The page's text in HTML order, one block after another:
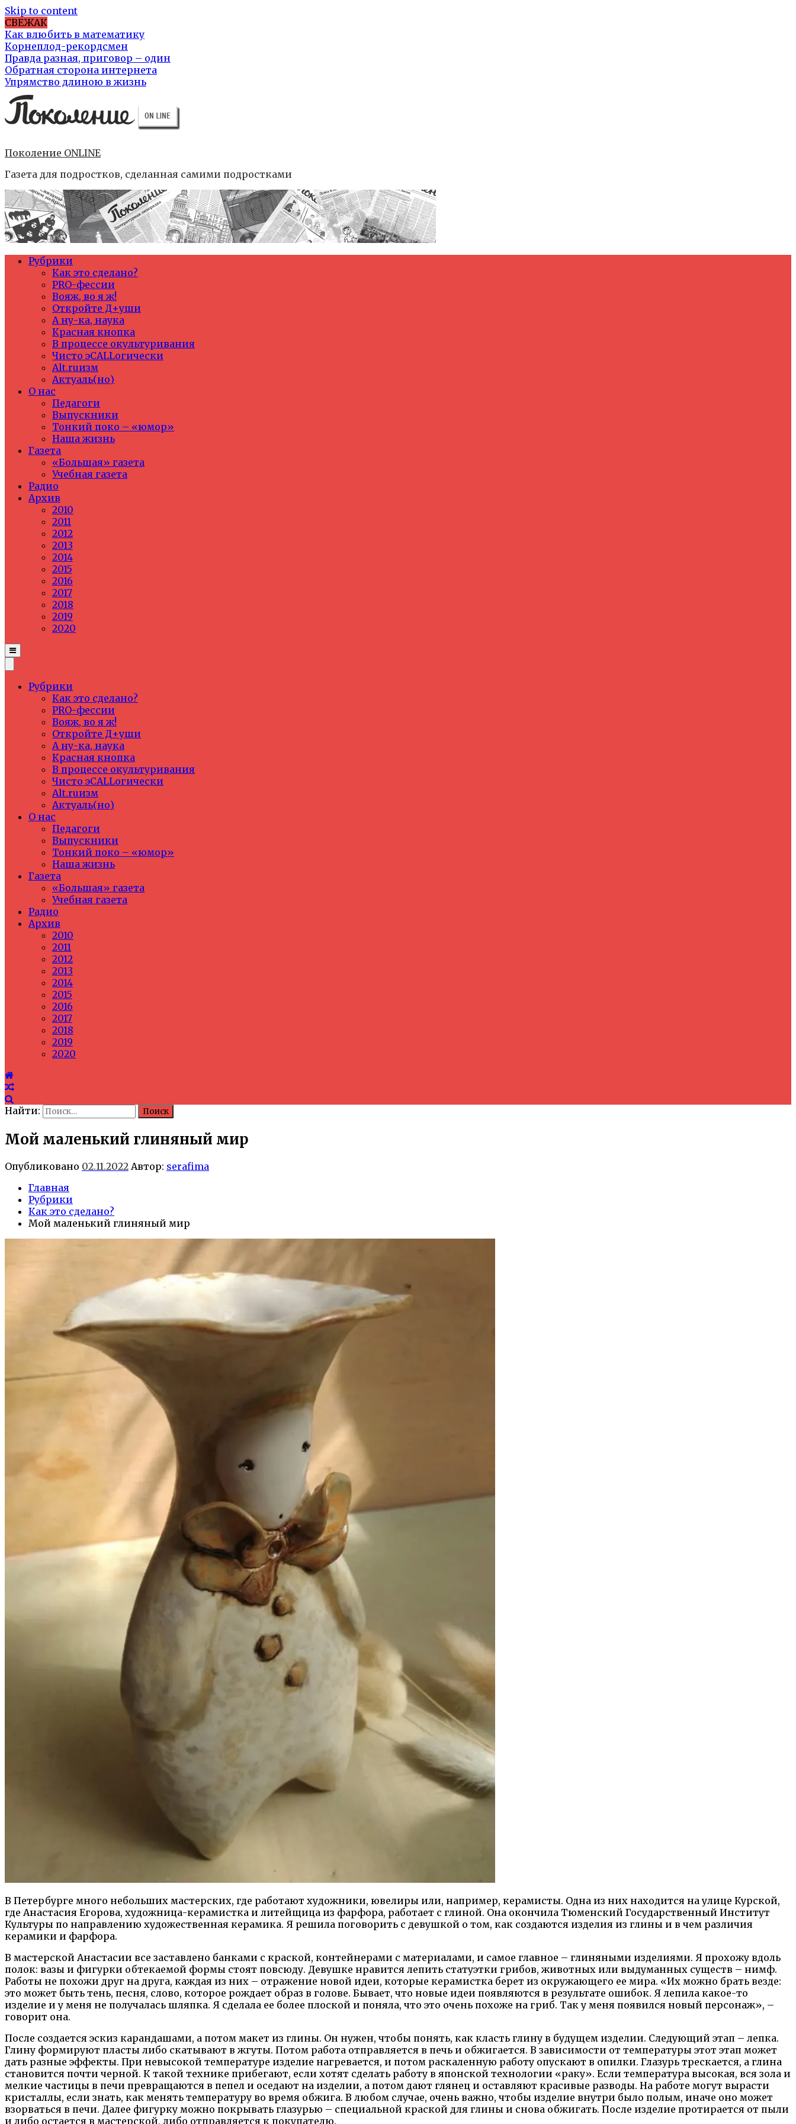
Skip to content
СВЕЖАК
Как влюбить в математику
Корнеплод-рекордсмен
Правда разная, приговор – один
Обратная сторона интернета
Упрямство длиною в жизнь
Поколение ONLINE
Газета для подростков, сделанная самими подростками
Рубрики
Как это сделано?
PRO-фессии
Вояж, во я ж!
Откройте Д+уши
А ну-ка, наука
Красная кнопка
В процессе окультуривания
Чисто эCALLогически
Alt.ruизм
Актуаль(но)
О нас
Педагоги
Выпускники
Тонкий поко – «юмор»
Наша жизнь
Газета
«Большая» газета
Учебная газета
Радио
Архив
2010
2011
2012
2013
2014
2015
2016
2017
2018
2019
2020
Рубрики
Как это сделано?
PRO-фессии
Вояж, во я ж!
Откройте Д+уши
А ну-ка, наука
Красная кнопка
В процессе окультуривания
Чисто эCALLогически
Alt.ruизм
Актуаль(но)
О нас
Педагоги
Выпускники
Тонкий поко – «юмор»
Наша жизнь
Газета
«Большая» газета
Учебная газета
Радио
Архив
2010
2011
2012
2013
2014
2015
2016
2017
2018
2019
2020
Найти:
Мой маленький глиняный мир
Опубликовано 02.11.2022 Автор: serafima
Главная
Рубрики
Как это сделано?
Мой маленький глиняный мир
В Петербурге много небольших мастерских, где работают художники, ювелиры или, например, керамисты. Одна из них находится на улице Курской,
где Анастасия Егорова, художница-керамистка и литейщица из фарфора, работает с глиной. Она окончила Тюменский Государственный Институт
Культуры по направлению художественная керамика. Я решила поговорить с девушкой о том, как создаются изделия из глины и в чем различия
керамики и фарфора.
В мастерской Анастасии все заставлено банками с краской, контейнерами с материалами, и самое главное – глиняными изделиями. Я прохожу вдоль
полок: вазы и фигурки обтекаемой формы стоят повсюду. Девушке нравится лепить статуэтки грибов, животных или выдуманных существ – нимф.
Работы не похожи друг на друга, каждая из них – отражение новой идеи, которые керамистка берет из окружающего ее мира. «Их можно брать везде:
это может быть тень, песня, слово, которое рождает образ в голове. Бывает, что новые идеи появляются в результате ошибок. Я лепила какое-то
изделие и у меня не получалась шляпка. Я сделала ее более плоской и поняла, что это очень похоже на гриб. Так у меня появился новый персонаж», –
говорит она.
После создается эскиз карандашами, а потом макет из глины. Он нужен, чтобы понять, как класть глину в будущем изделии. Следующий этап – лепка.
Глину формируют пласты либо скатывают в жгуты. Потом работа отправляется в печь и обжигается. В зависимости от температуры этот этап может
дать разные эффекты. При невысокой температуре изделие нагревается, и потом раскаленную работу опускают в опилки. Глазурь трескается, а глина
становится почти черной. К такой технике прибегают, если хотят сделать работу в японской технологии «раку». Если температура высокая, вся зола и
мелкие частицы в печи превращаются в пепел и оседают на изделии, а потом дают глянец и оставляют красивые разводы. На работе могут вырасти
кристаллы, если знать, как менять температуру во время обжига. В любом случае, очень важно, чтобы изделие внутри было полым, иначе оно может
взорваться в печи. Далее фигурку можно покрывать глазурью – специальной краской для глины и снова обжигать. После изделие протирается от пыли
и либо остается в мастерской, либо отправляется к покупателю.